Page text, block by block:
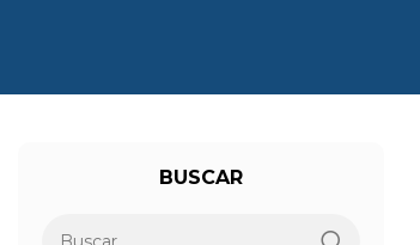
BUSCAR